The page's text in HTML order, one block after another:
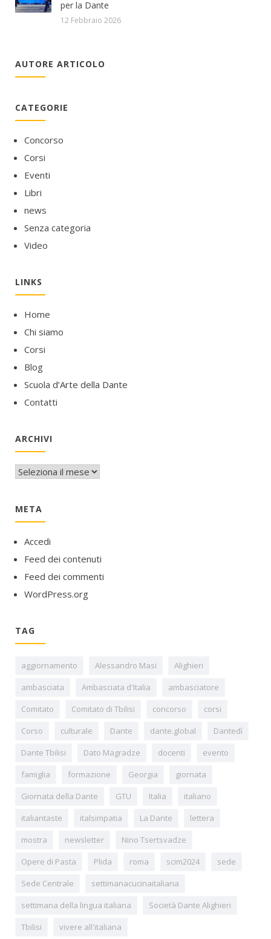
per la Dante
12 Febbraio 2026
AUTORE ARTICOLO
CATEGORIE
Concorso
Corsi
Eventi
Libri
news
Senza categoria
Video
LINKS
Home
Chi siamo
Corsi
Blog
Scuola d’Arte della Dante
Contatti
ARCHIVI
Archivi
META
Accedi
Feed dei contenuti
Feed dei commenti
WordPress.org
TAG
aggiornamento Alessandro Masi
Alighieri
ambasciata
Ambasciata d'Italia
ambasciatore
Comitato
Comitato di Tbilisi concorso
corsi
Corso
culturale Dante dante.global
Dantedì
Dante Tbilisi
Dato Magradze docenti
evento
famiglia
formazione Georgia
giornata
Giornata della Dante
GTU Italia
italiano
italiantaste
italsimpatia La Dante
lettera
mostra
newsletter
Nino Tsertsvadze
Opere di Pasta
Plida roma scim2024
sede
Sede Centrale
settimanacucinaitaliana
settimana della lingua italiana
Società Dante Alighieri
Tbilisi
vivere all'italiana